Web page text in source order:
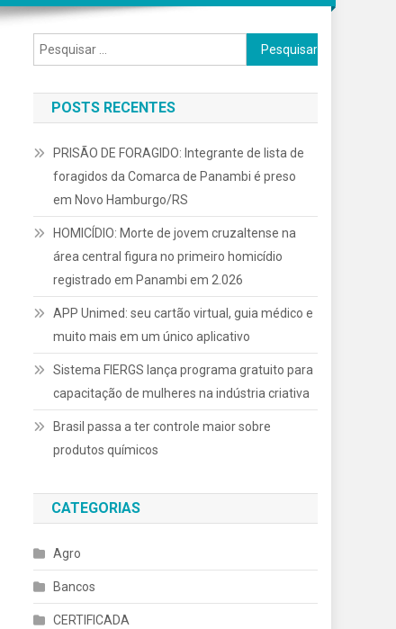
Pesquisar
por:
POSTS RECENTES
PRISÃO DE FORAGIDO: Integrante de lista de
foragidos da Comarca de Panambi é preso
em Novo Hamburgo/RS
HOMICÍDIO: Morte de jovem cruzaltense na
área central figura no primeiro homicídio
registrado em Panambi em 2.026
APP Unimed: seu cartão virtual, guia médico e
muito mais em um único aplicativo
Sistema FIERGS lança programa gratuito para
capacitação de mulheres na indústria criativa
Brasil passa a ter controle maior sobre
produtos químicos
CATEGORIAS
Agro
Bancos
CERTIFICADA